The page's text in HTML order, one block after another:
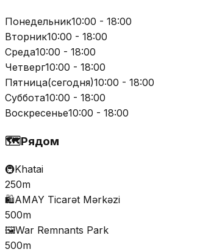
Понедельник10:00 - 18:00
Вторник10:00 - 18:00
Среда10:00 - 18:00
Четверг10:00 - 18:00
Пятница(сегодня)10:00 - 18:00
Суббота10:00 - 18:00
Воскресенье10:00 - 18:00
🗺️Рядом
🚇Khatai
250m
🛍️AMAY Ticarət Mərkəzi
500m
🖼️War Remnants Park
500m